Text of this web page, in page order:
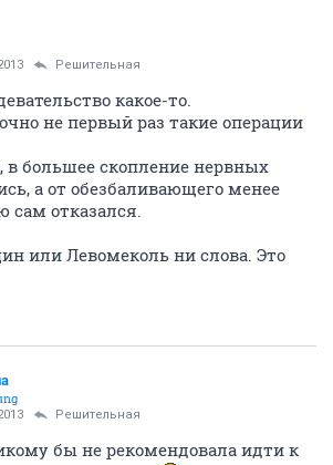
Решительная
какое-то.
не первый раз такие операции
в большее скопление нервных
а от обезбаливающего менее
сам отказался.
или Левомеколь ни слова. Это
Решительная
бы не рекомендовала идти к